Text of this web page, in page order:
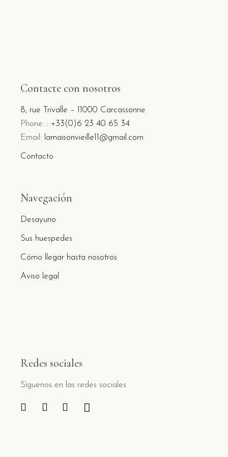
Contacte con nosotros
8, rue Trivalle – 11000 Carcassonne
Phone. : +33(0)6 23 40 65 34
Email: lamaisonvieille11@gmail.com
Contacto
Navegación
Desayuno
Sus huespedes
Cómo llegar hasta nosotros
Aviso legal
Redes sociales
Síguenos en las redes sociales